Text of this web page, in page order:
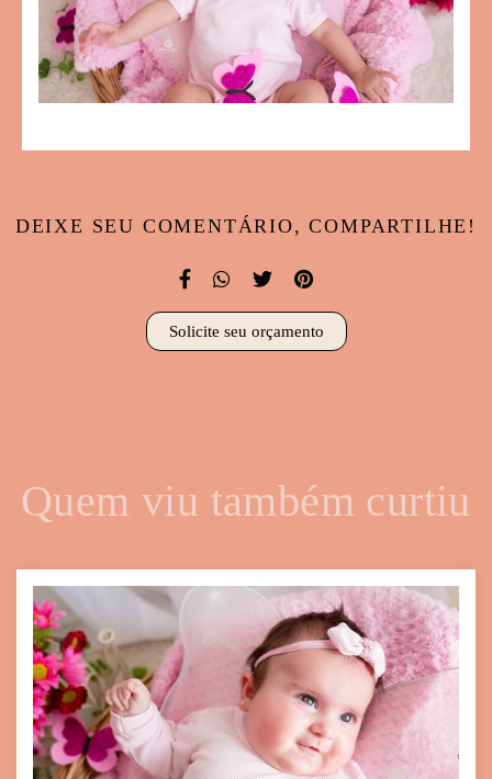
DEIXE SEU COMENTÁRIO, COMPARTILHE!
Solicite seu orçamento
Quem viu também curtiu